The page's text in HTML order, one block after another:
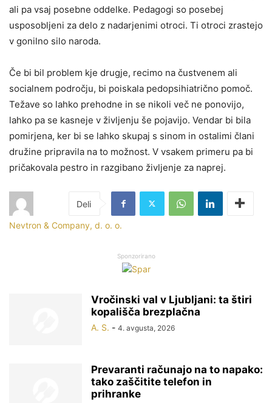
ali pa vsaj posebne oddelke. Pedagogi so posebej
usposobljeni za delo z nadarjenimi otroci. Ti otroci zrastejo
v gonilno silo naroda.
Če bi bil problem kje drugje, recimo na čustvenem ali
socialnem področju, bi poiskala pedopsihiatrično pomoč.
Težave so lahko prehodne in se nikoli več ne ponovijo,
lahko pa se kasneje v življenju še pojavijo. Vendar bi bila
pomirjena, ker bi se lahko skupaj s sinom in ostalimi člani
družine pripravila na to možnost. V vsakem primeru pa bi
pričakovala pestro in razgibano življenje za naprej.
Nevtron & Company, d. o. o.
Sponzorirano
Vročinski val v Ljubljani: ta štiri
kopališča brezplačna
A. S. - 4. avgusta, 2026
Prevaranti računajo na to napako:
tako zaščitite telefon in
prihranke